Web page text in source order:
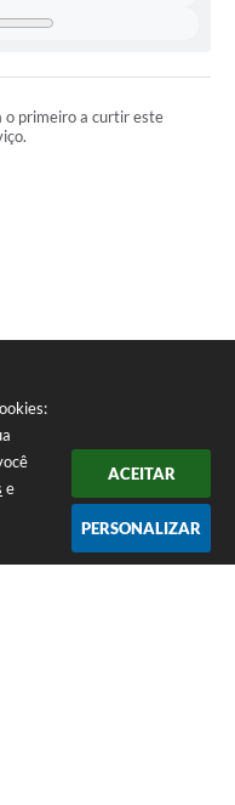
e
ACEITAR
PERSONALIZAR
o primeiro a curtir este